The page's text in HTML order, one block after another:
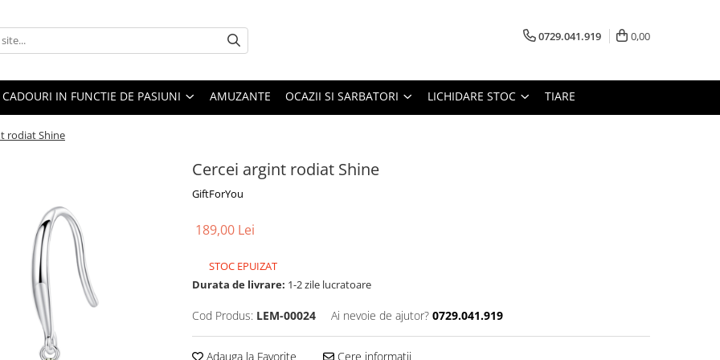
0729.041.919 0,00
CADOURI IN FUNCTIE DE PASIUNI AMUZANTE OCAZII SI SARBATORI LICHIDARE STOC TIARE
rodiat Shine
Cercei argint rodiat Shine
GiftForYou
189,00 Lei
STOC EPUIZAT
Durata de livrare: 1-2 zile lucratoare
Cod Produs: LEM-00024 Ai nevoie de ajutor? 0729.041.919
Adauga la Favorite Cere informatii